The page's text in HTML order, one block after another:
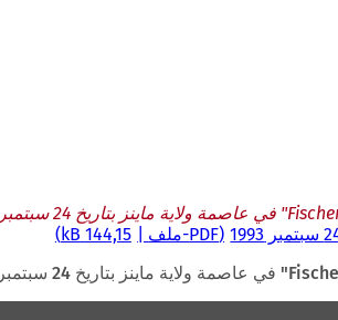
PDF-ملف 144,15 kB